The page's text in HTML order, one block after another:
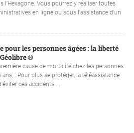
l’Hexagone. Vous pourrez y réaliser toutes
en ligne ou sous l’assistance d’un
pour les personnes âgées : la liberté
®
cause de mortalité chez les personnes
. Pour plus se protéger, la téléassistance
ces accidents....